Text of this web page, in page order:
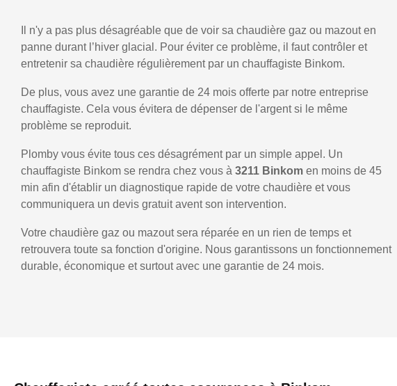
Il n'y a pas plus désagréable que de voir sa chaudière gaz ou mazout en
panne durant l’hiver glacial. Pour éviter ce problème, il faut contrôler et
entretenir sa chaudière régulièrement par un chauffagiste Binkom.
De plus, vous avez une garantie de 24 mois offerte par notre entreprise
chauffagiste. Cela vous évitera de dépenser de l'argent si le même
problème se reproduit.
Plomby vous évite tous ces désagrément par un simple appel. Un
chauffagiste Binkom se rendra chez vous à 3211 Binkom en moins de 45
min afin d'établir un diagnostique rapide de votre chaudière et vous
communiquera un devis gratuit avent son intervention.
Votre chaudière gaz ou mazout sera réparée en un rien de temps et
retrouvera toute sa fonction d'origine. Nous garantissons un fonctionnement
durable, économique et surtout avec une garantie de 24 mois.